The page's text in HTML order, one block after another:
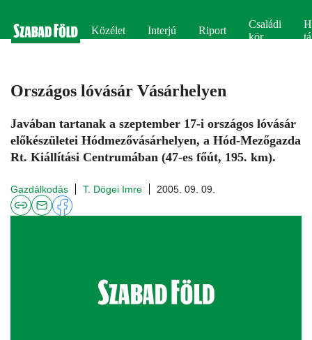
Közélet Interjú Riport
Családi
kör
Országos lóvásár Vásárhelyen
Javában tartanak a szeptember 17-i országos lóvásár
előkészületei Hódmezővásárhelyen, a Hód-Mezőgazda
Rt. Kiállítási Centrumában (47-es főút, 195. km).
Gazdálkodás T. Dögei Imre 2005. 09. 09.